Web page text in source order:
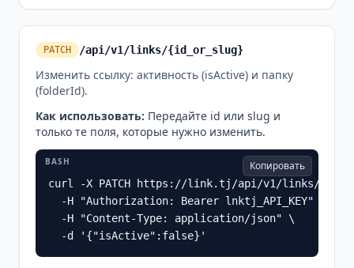
PATCH /api/v1/links/{id_or_slug}
Изменить ссылку: активность (isActive) и папку
(folderId).
Как использовать: Передайте id или slug и
только те поля, которые нужно изменить.
BASH Копировать
curl -X PATCH https://link.tj/api/v1/links/
  -H "Authorization: Bearer lnktj_API_KEY" \
  -H "Content-Type: application/json" \
  -d '{"isActive":false}'